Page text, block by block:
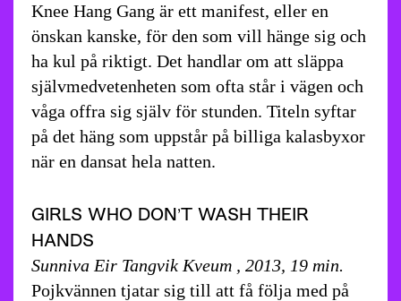
Knee Hang Gang är ett manifest, eller en
önskan kanske, för den som vill hänge sig och
ha kul på riktigt. Det handlar om att släppa
självmedvetenheten som ofta står i vägen och
våga offra sig själv för stunden. Titeln syftar
på det häng som uppstår på billiga kalasbyxor
när en dansat hela natten.
GIRLS WHO DON’T WASH THEIR
HANDS
Sunniva Eir Tangvik Kveum , 2013, 19 min.
Pojkvännen tjatar sig till att få följa med på